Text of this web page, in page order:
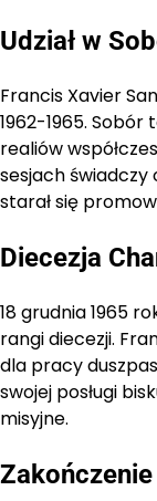
Udział w
Francis Xavier
1962-1965.
realiów
sesjach świadczy
starał się
Diecezja
18 grudnia 1965
rangi diecezji.
dla pracy
swojej posługi
misyjne.